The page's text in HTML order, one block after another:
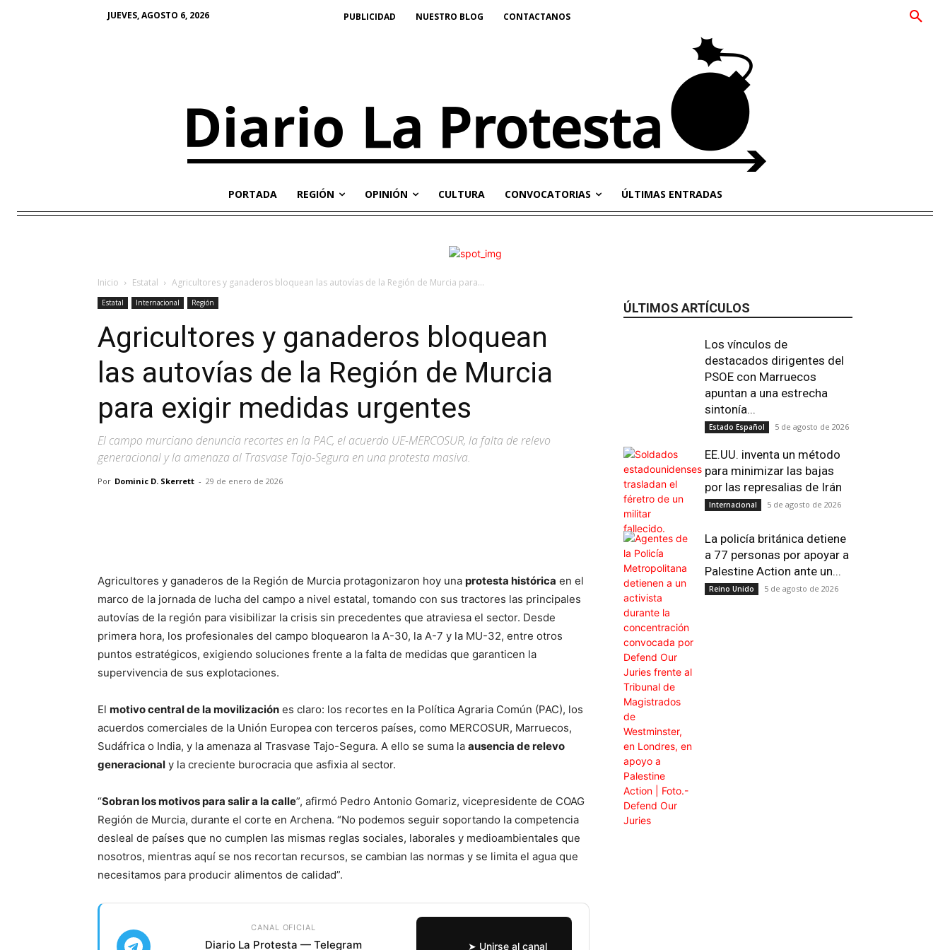
JUEVES, AGOSTO 6, 2026 PUBLICIDAD NUESTRO BLOG CONTACTANOS
PORTADA REGIÓN OPINIÓN CULTURA CONVOCATORIAS ÚLTIMAS ENTRADAS
Inicio Estatal Agricultores y ganaderos bloquean las autovías de la Región de Murcia para...
Estatal Internacional Región
Agricultores y ganaderos bloquean
las autovías de la Región de Murcia
para exigir medidas urgentes
El campo murciano denuncia recortes en la PAC, el acuerdo UE-MERCOSUR, la falta de relevo
generacional y la amenaza al Trasvase Tajo-Segura en una protesta masiva.
Por Dominic D. Skerrett - 29 de enero de 2026
Email Impresión
Agricultores y ganaderos de la Región de Murcia protagonizaron hoy una protesta histórica en el
marco de la jornada de lucha del campo a nivel estatal, tomando con sus tractores las principales
autovías de la región para visibilizar la crisis sin precedentes que atraviesa el sector. Desde
primera hora, los profesionales del campo bloquearon la A-30, la A-7 y la MU-32, entre otros
puntos estratégicos, exigiendo soluciones frente a la falta de medidas que garanticen la
supervivencia de sus explotaciones.
El motivo central de la movilización es claro: los recortes en la Política Agraria Común (PAC), los
acuerdos comerciales de la Unión Europea con terceros países, como MERCOSUR, Marruecos,
Sudáfrica o India, y la amenaza al Trasvase Tajo-Segura. A ello se suma la ausencia de relevo
generacional y la creciente burocracia que asfixia al sector.
“Sobran los motivos para salir a la calle”, afirmó Pedro Antonio Gomariz, vicepresidente de COAG
Región de Murcia, durante el corte en Archena. “No podemos seguir soportando la competencia
desleal de países que no cumplen las mismas reglas sociales, laborales y medioambientales que
nosotros, mientras aquí se nos recortan recursos, se cambian las normas y se limita el agua que
necesitamos para producir alimentos de calidad”.
CANAL OFICIAL
Diario La Protesta — Telegram ➤ Unirse al canal
ÚLTIMOS ARTÍCULOS
Los vínculos de
destacados dirigentes del
PSOE con Marruecos
apuntan a una estrecha
sintonía...
Estado Español 5 de agosto de 2026
EE.UU. inventa un método
para minimizar las bajas
por las represalias de Irán
Internacional 5 de agosto de 2026
La policía británica detiene
a 77 personas por apoyar a
Palestine Action ante un...
Reino Unido 5 de agosto de 2026